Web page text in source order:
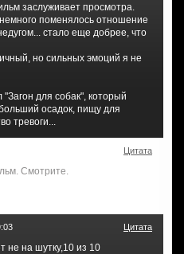
заслуживает просмотра.
поменялось отношение
стало еще добрее, что
но сильных эмоций я не
для собак", который
осадок, пищу для
тревоги...
Цитата
Смотрите.
Цитата
не на шутку,10 из 10